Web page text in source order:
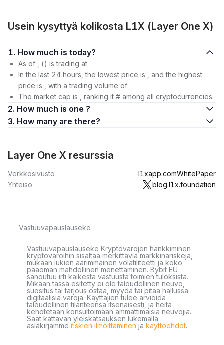
Usein kysyttyä kolikosta L1X (Layer One X)
1. How much is today?
As of , () is trading at .
In the last 24 hours, the lowest price is , and the highest
price is , with a trading volume of .
The market cap is , ranking it # among all cryptocurrencies.
2. How much is one ?
3. How many are there?
Layer One X resurssia
Verkkosivusto l1xapp.comWhitePaper
Yhteisö
blog.l1x.foundation
Vastuuvapauslauseke
Vastuuvapauslauseke Kryptovarojen hankkiminen
kryptovaroihin sisältää merkittäviä markkinariskejä,
mukaan lukien äärimmäinen volatiliteetti ja koko
pääoman mahdollinen menettäminen. Bybit EU
sanoutuu irti kaikesta vastuusta toimien tuloksista.
Mikään tässä esitetty ei ole taloudellinen neuvo,
suositus tai tarjous ostaa, myydä tai pitää hallussa
digitaalisia varoja. Käyttäjien tulee arvioida
taloudellinen tilanteensa itsenäisesti, ja heitä
kehotetaan konsultoimaan ammattimaisia neuvojia.
Saat kattavan yleiskatsauksen lukemalla
asiakirjamme riskien ilmoittaminen ja käyttöehdot.